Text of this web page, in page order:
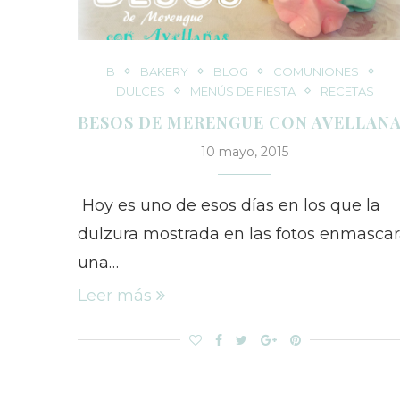
B BAKERY BLOG
COMUNIONES
DULCES
MENÚS DE FIESTA RECETAS
BESOS DE MERENGUE CON
10 mayo, 2015
Hoy es uno de esos días en los que la
dulzura mostrada en las fotos
una…
Leer más